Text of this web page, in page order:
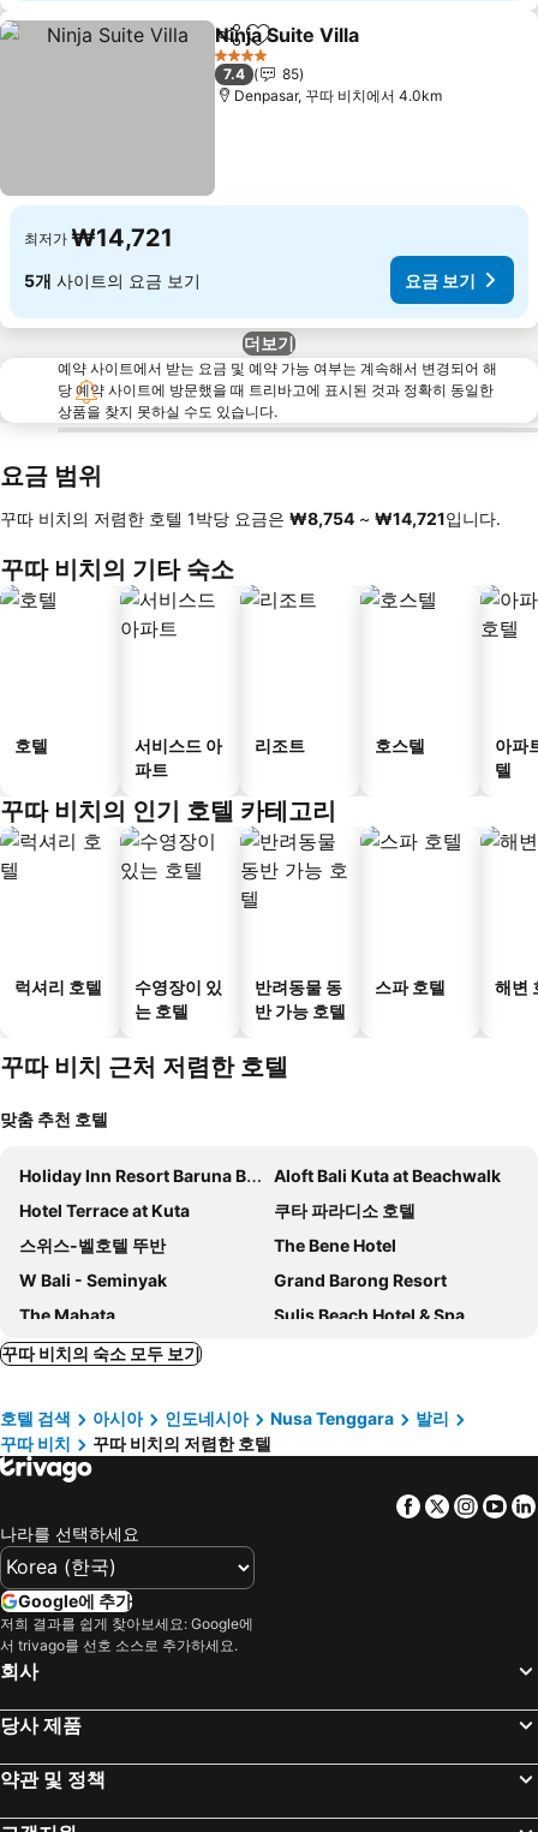
공유 즐겨찾기에 추가
Ninja Suite Villa
4 성급
7.4
85
Denpasar, 꾸따 비치에서 4.0km
최저가 ₩14,721
5개 사이트의 요금 보기 요금 보기
더보기
예약 사이트에서 받는 요금 및 예약 가능 여부는 계속해서 변경되어 해
당 예약 사이트에 방문했을 때 트리바고에 표시된 것과 정확히 동일한
상품을 찾지 못하실 수도 있습니다.
요금 범위
꾸따 비치의 저렴한 호텔 1박당 요금은 ‎₩8,754 ~ ‎₩14,721입니다.
꾸따 비치의 기타 숙소
호텔
서비스드 아
파트
리조트 호스텔
아파
텔
꾸따 비치의 인기 호텔 카테고리
럭셔리 호텔
수영장이 있
는 호텔
반려동물 동
반 가능 호텔
스파 호텔 해변
꾸따 비치 근처 저렴한 호텔
맞춤 추천 호텔
Holiday Inn Resort Baruna Bali By Ihg
Aloft Bali Kuta at Beachwalk
Hotel Terrace at Kuta
쿠타 파라디소 호텔
스위스-벨호텔 뚜반
The Bene Hotel
W Bali - Seminyak
Grand Barong Resort
The Mahata
Sulis Beach Hotel & Spa
포 포인츠 바이 쉐라톤 발리, 쿠타
더 카나, 쿠타
The Stones Hotel - Legian Bali
AYANA Segara Bali
하드록 호텔 발리
Holiday Inn Express Baruna Bali By Ihg
Chesa Canggu
Amnaya Resort Kuta
아디 자야 호텔
Fairfield by Marriott Bali South Kuta
Lloyd's Inn Bali
Kuta Beach Hotel
망가르 인도네시아 호텔 & 레지던스
The Anvaya Beach Resort Bali
꾸따 비치의 숙소 모두 보기
호텔 검색 아시아 인도네시아 Nusa Tenggara
발리
꾸따 비치
꾸따 비치의 저렴한 호텔
Facebook
Twitter
나라를 선택하세요
Google에 추가
저희 결과를 쉽게 찾아보세요: Google에
서 trivago를 선호 소스로 추가하세요.
회사
당사 제품
약관 및 정책